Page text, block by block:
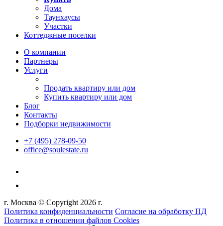
Дома
Таунхаусы
Участки
Коттеджные поселки
О компании
Партнеры
Услуги
Продать квартиру или дом
Купить квартиру или дом
Блог
Контакты
Подборки недвижимости
+7 (495) 278-09-50
office@soulestate.ru
г. Москва © Copyright 2026 г.
Политика конфиденциальности Согласие на обработку ПД
Политика в отношении файлов Cookies